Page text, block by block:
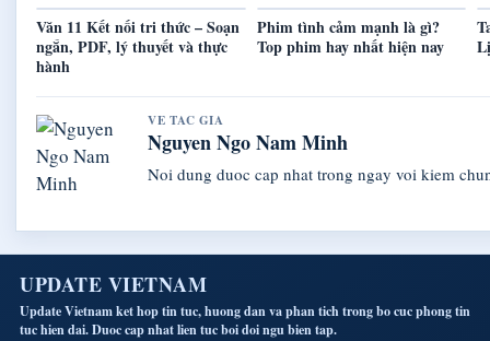
Văn 11 Kết nối tri thức – Soạn
ngắn, PDF, lý thuyết và thực
hành
Phim tình cảm mạnh là gì?
Top phim hay nhất hiện nay
VE TAC GIA
Nguyen Ngo Nam Minh
Noi dung duoc cap nhat trong ngay voi kiem
UPDATE VIETNAM
Update Vietnam ket hop tin tuc, huong dan va phan tich trong bo cuc phong tin
tuc hien dai. Duoc cap nhat lien tuc boi doi ngu bien tap.